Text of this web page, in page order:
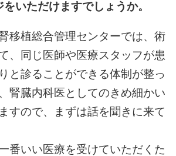
いただけますでしょうか。
移植総合管理センターでは、術
、同じ医師や医療スタッフが患
と診ることができる体制が整っ
腎臓内科医としてのきめ細かい
すので、まずは話を聞きに来て
番いい医療を受けていただくた